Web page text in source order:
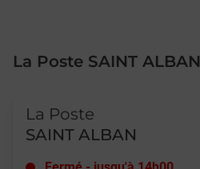
La Poste SAINT ALBAN
La Poste
SAINT ALBAN